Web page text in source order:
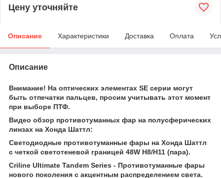
Цену уточняйте
Описание Характеристики Доставка Оплата
Описание
Внимание! На оптических элементах SE серии могут
быть отпечатки пальцев, просим учитывать этот момент
при выборе ПТФ.
Видео обзор противотуманных фар на полусферических
линзах на Хонда Шаттл:
Светодиодные противотуманные фары на Хонда Шаттл
с четкой светотеневой границей 48W H8/H11 (пара).
Criline Ultimate Tandem Series - Противотуманные фары
нового поколения c акцентным распределением света.